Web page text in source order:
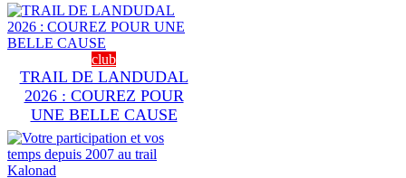
club
TRAIL DE LANDUDAL
2026 : COUREZ POUR
UNE BELLE CAUSE